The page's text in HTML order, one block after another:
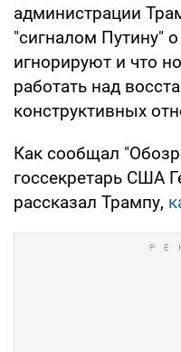
администрации
"сигналом Путину"
игнорируют и что
работать над
конструктивных
Как сообщал
госсекретарь США
рассказал Трампу,